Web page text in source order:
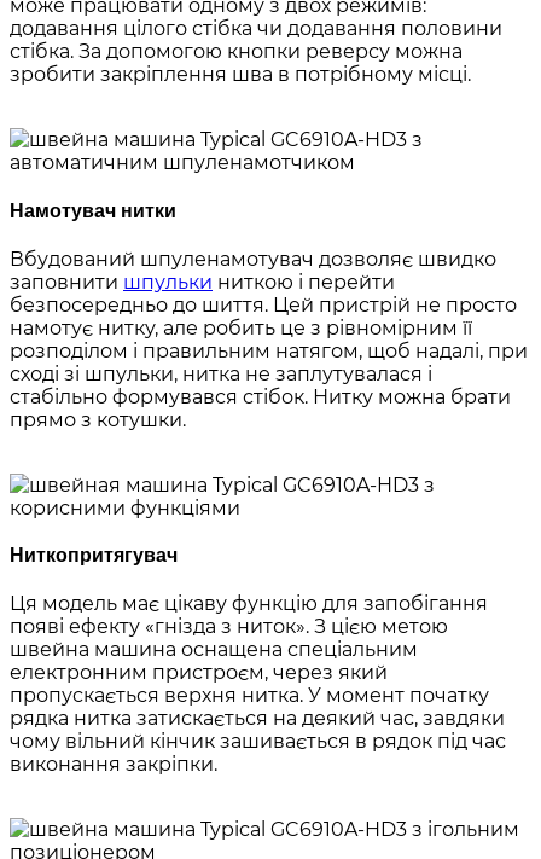
може працювати одному з двох режимів:
додавання цілого стібка чи додавання половини
стібка. За допомогою кнопки реверсу можна
зробити закріплення шва в потрібному місці.
Намотувач нитки
Вбудований шпуленамотувач дозволяє швидко
заповнити шпульки ниткою і перейти
безпосередньо до шиття. Цей пристрій не просто
намотує нитку, але робить це з рівномірним її
розподілом і правильним натягом, щоб надалі, при
сході зі шпульки, нитка не заплутувалася і
стабільно формувався стібок. Нитку можна брати
прямо з котушки.
Ниткопритягувач
Ця модель має цікаву функцію для запобігання
появі ефекту «гнізда з ниток». З цією метою
швейна машина оснащена спеціальним
електронним пристроєм, через який
пропускається верхня нитка. У момент початку
рядка нитка затискається на деякий час, завдяки
чому вільний кінчик зашивається в рядок під час
виконання закріпки.